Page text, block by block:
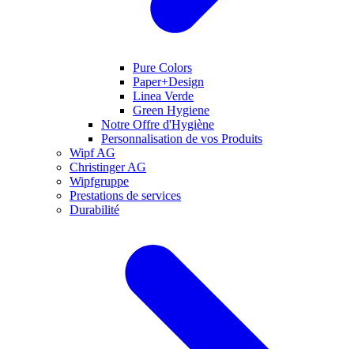
Pure Colors
Paper+Design
Linea Verde
Green Hygiene
Notre Offre d'Hygiène
Personnalisation de vos Produits
Wipf AG
Christinger AG
Wipfgruppe
Prestations de services
Durabilité